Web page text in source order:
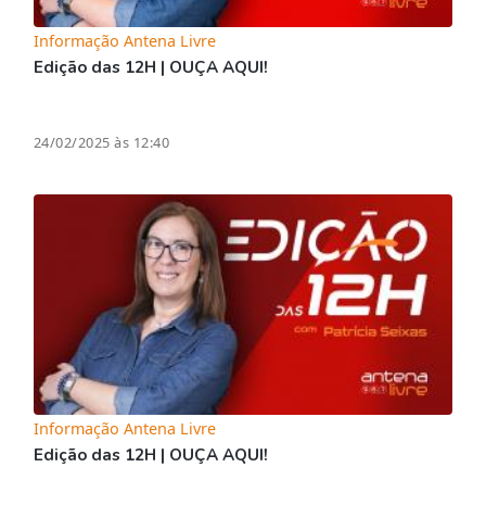
Informação Antena Livre
Edição das 12H | OUÇA AQUI!
24/02/2025 às 12:40
Informação Antena Livre
Edição das 12H | OUÇA AQUI!